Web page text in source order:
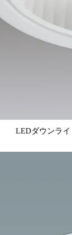
LEDダウンラ